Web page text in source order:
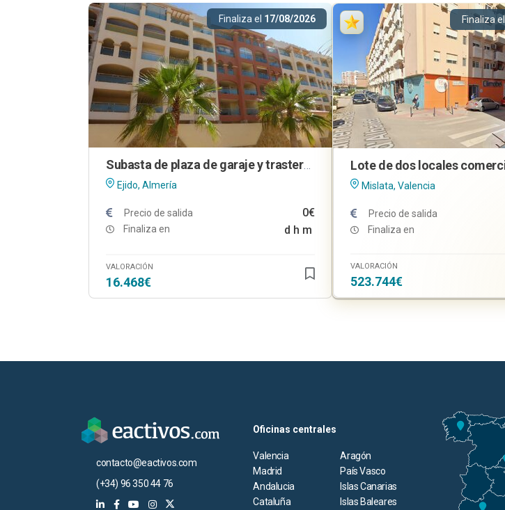
Finaliza el 17/08/2026
Subasta de plaza de garaje y trastero en El Ejido (Almería)
Ejido, Almería
Precio de salida 0€
Finaliza en d h m
VALORACIÓN
16.468€
Finaliza el
Mislata, Valencia
Precio de salida
Finaliza en
VALORACIÓN
523.744€
contacto@eactivos.com
(+34) 96 350 44 76
Oficinas centrales
Valencia
Aragón
Madrid
País Vasco
Andalucia
Islas Canarias
Cataluña
Islas Baleares